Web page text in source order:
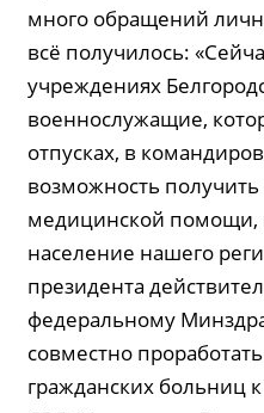
много обращений
всё получилось:
учреждениях
военнослужащие,
отпусках, в
возможность
медицинской помощи,
население нашего
президента
федеральному
совместно
гражданских больниц